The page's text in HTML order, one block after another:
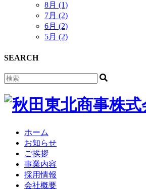
8月 (1)
7月 (2)
6月 (2)
5月 (2)
SEARCH
ホーム
お知らせ
ご挨拶
事業内容
採用情報
会社概要